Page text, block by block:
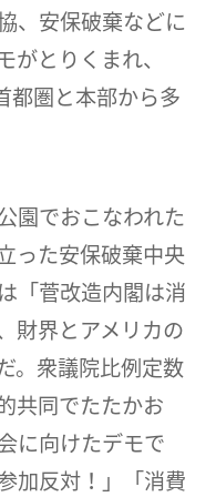
、安保破棄などに
がとりくまれ、
都圏と本部から多
園でおこなわれた
った安保破棄中央
「菅改造内閣は消
財界とアメリカの
。衆議院比例定数
共同でたたかお
に向けたデモで
加反対！」「消費